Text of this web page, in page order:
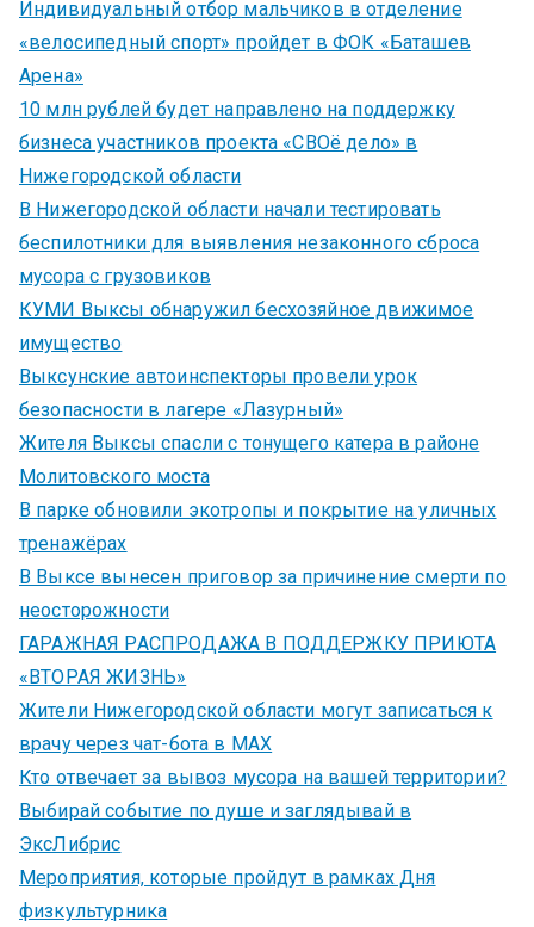
Индивидуальный отбор мальчиков в отделение
«велосипедный спорт» пройдет в ФОК «Баташев
Арена»
10 млн рублей будет направлено на поддержку
бизнеса участников проекта «СВОё дело» в
Нижегородской области
В Нижегородской области начали тестировать
беспилотники для выявления незаконного сброса
мусора с грузовиков
КУМИ Выксы обнаружил бесхозяйное движимое
имущество
Выксунские автоинспекторы провели урок
безопасности в лагере «Лазурный»
Жителя Выксы спасли с тонущего катера в районе
Молитовского моста
В парке обновили экотропы и покрытие на уличных
тренажёрах
В Выксе вынесен приговор за причинение смерти по
неосторожности
ГАРАЖНАЯ РАСПРОДАЖА В ПОДДЕРЖКУ ПРИЮТА
«ВТОРАЯ ЖИЗНЬ»
Жители Нижегородской области могут записаться к
врачу через чат-бота в MAX
Кто отвечает за вывоз мусора на вашей территории?
Выбирай событие по душе и заглядывай в
ЭксЛибрис
Мероприятия, которые пройдут в рамках Дня
физкультурника